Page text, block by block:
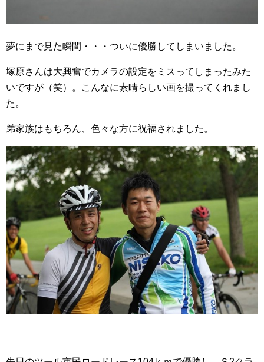
夢にまで見た瞬間・・・ついに優勝してしまいました。
塚原さんは大興奮でカメラの設定をミスってしまったみた
いですが（笑）。こんなに素晴らしい画を撮ってくれまし
た。
弟家族はもちろん、色々な方に祝福されました。